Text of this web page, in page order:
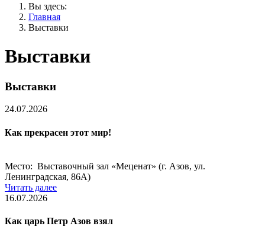
Вы здесь:
Главная
Выставки
Выставки
Выставки
24.07.2026
Как прекрасен этот мир!
Место: Выставочный зал «Меценат» (г. Азов, ул.
Ленинградская, 86А)
Читать далее
16.07.2026
Как царь Петр Азов взял